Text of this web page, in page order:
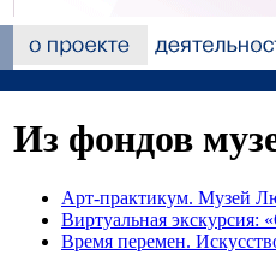
Из фондов
Арт-практикум. Музей
Виртуальная экскурсия:
Время перемен.